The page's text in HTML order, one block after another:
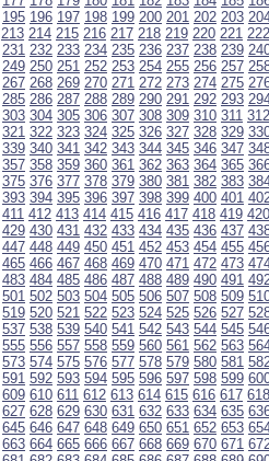
195 196 197 198 199 200 201 202 203
213 214 215 216 217 218 219 220 221 222
231 232 233 234 235 236 237 238 239
249 250 251 252 253 254 255 256 257
267 268 269 270 271 272 273 274 275
285 286 287 288 289 290 291 292 293
303 304 305 306 307 308 309 310 311 312
321 322 323 324 325 326 327 328 329
339 340 341 342 343 344 345 346 347
357 358 359 360 361 362 363 364 365
375 376 377 378 379 380 381 382 383
393 394 395 396 397 398 399 400 401
411 412 413 414 415 416 417 418 419 420
429 430 431 432 433 434 435 436 437
447 448 449 450 451 452 453 454 455
465 466 467 468 469 470 471 472 473
483 484 485 486 487 488 489 490 491
501 502 503 504 505 506 507 508 509
519 520 521 522 523 524 525 526 527
537 538 539 540 541 542 543 544 545
555 556 557 558 559 560 561 562 563
573 574 575 576 577 578 579 580 581
591 592 593 594 595 596 597 598 599
609 610 611 612 613 614 615 616 617 618
627 628 629 630 631 632 633 634 635
645 646 647 648 649 650 651 652 653
663 664 665 666 667 668 669 670 671